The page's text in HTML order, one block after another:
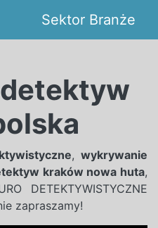
Sektor Branże
, wykrywanie
kraków nowa huta,
DETEKTYWISTYCZNE
zapraszamy!